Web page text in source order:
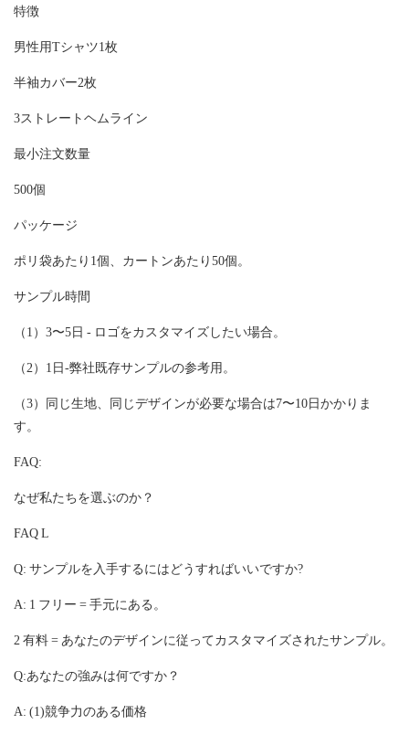
特徴
男性用Tシャツ1枚
半袖カバー2枚
3ストレートヘムライン
最小注文数量
500個
パッケージ
ポリ袋あたり1個、カートンあたり50個。
サンプル時間
（1）3〜5日 - ロゴをカスタマイズしたい場合。
（2）1日-弊社既存サンプルの参考用。
（3）同じ生地、同じデザインが必要な場合は7〜10日かかりま
す。
FAQ:
なぜ私たちを選ぶのか？
FAQ L
Q: サンプルを入手するにはどうすればいいですか?
A: 1 フリー = 手元にある。
2 有料 = あなたのデザインに従ってカスタマイズされたサンプル。
Q:あなたの強みは何ですか？
A: (1)競争力のある価格